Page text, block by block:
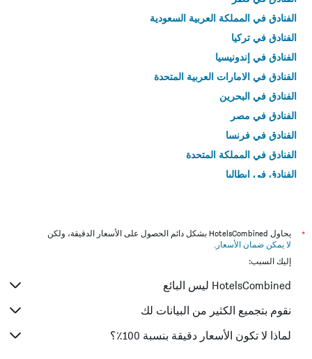
الفنادق في المملكة العربية السعودية
الفنادق في تركيا
الفنادق في إندونيسيا
الفنادق في الامارات العربية المتحدة
الفنادق في البحرين
الفنادق في مصر
الفنادق في فرنسا
الفنادق في المملكة المتحدة
الفنادق في إيطاليا
*
يحاول HotelsCombined بشكل دائم الحصول على الأسعار الدقيقة، ولكن
لا يمكن ضمان الأسعار .
إليك السبب:
HotelsCombined ليس البائع
نقوم بتجميع الكثير من البيانات لك
لماذا لا تكون الأسعار دقيقة بنسبة 100٪؟